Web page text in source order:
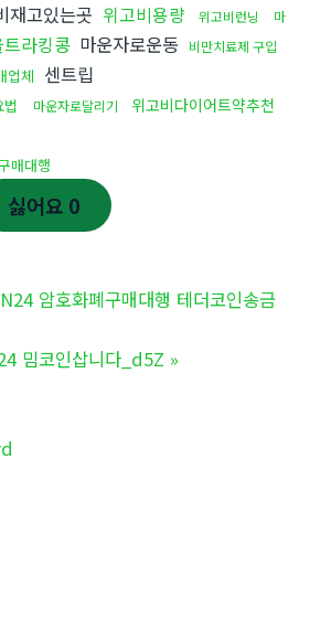
재고있는곳 위고비용량 위고비런닝
마
트라킹콩 마운자로운동 비만치료제 구입
업체 센트립
마운자로달리기 위고비다이어트약추천
매대행
싫어요 0
암호화폐구매대행 테더코인송금
밈코인삽니다_d5Z »